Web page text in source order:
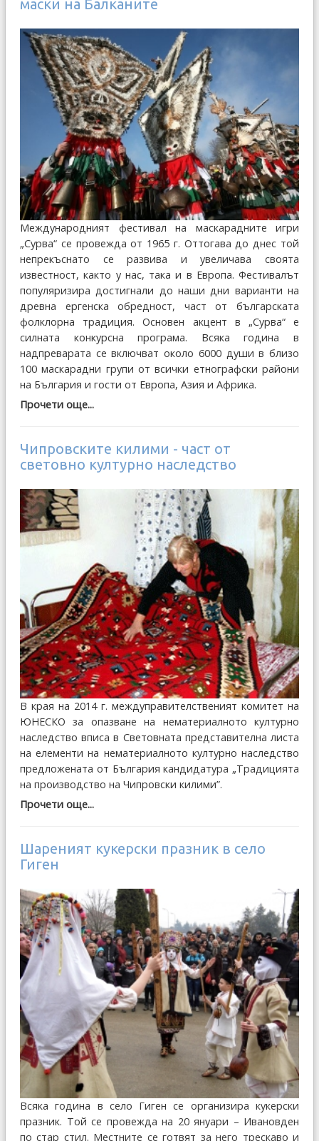
маски на Балканите
Международният фестивал на маскарадните игри
„Сурва“ се провежда от 1965 г. Оттогава до днес той
непрекъснато се развива и увеличава своята
известност, както у нас, така и в Европа. Фестивалът
популяризира достигнали до наши дни варианти на
древна ергенска обредност, част от българската
фолклорна традиция. Основен акцент в „Сурва“ е
силната конкурсна програма. Всяка година в
надпреварата се включват около 6000 души в близо
100 маскарадни групи от всички етнографски райони
на България и гости от Европа, Азия и Африка.
Прочети още...
Чипровските килими - част от
световно културно наследство
В края на 2014 г. междуправителственият комитет на
ЮНЕСКО за опазване на нематериалното културно
наследство вписа в Световната представителна листа
на елементи на нематериалното културно наследство
предложената от България кандидатура „Традицията
на производство на Чипровски килими”.
Прочети още...
Шареният кукерски празник в село
Гиген
Всяка година в село Гиген се организира кукерски
празник. Той се провежда на 20 януари – Ивановден
по стар стил. Местните се готвят за него трескаво и